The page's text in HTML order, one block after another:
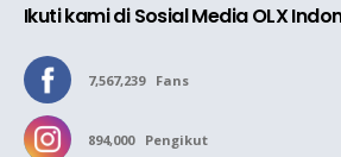
Ikuti kami di Sosial Media OLX
7,567,239 Fans
894,000 Pengikut